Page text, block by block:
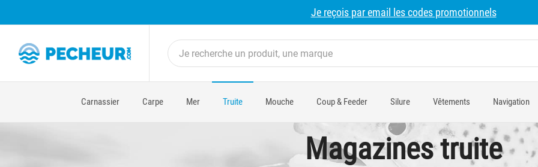
Je reçois par email les codes promotionnels
Carnassier Carpe Mer Truite Mouche Coup & Feeder Silure Vêtements Navigation
Magazines truite